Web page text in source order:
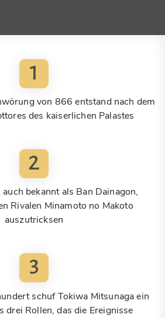
1
von 866 entstand nach dem
des kaiserlichen Palastes
2
bekannt als Ban Dainagon,
Rivalen Minamoto no Makoto
auszutricksen
3
schuf Tokiwa Mitsunaga ein
drei Rollen, das die Ereignisse